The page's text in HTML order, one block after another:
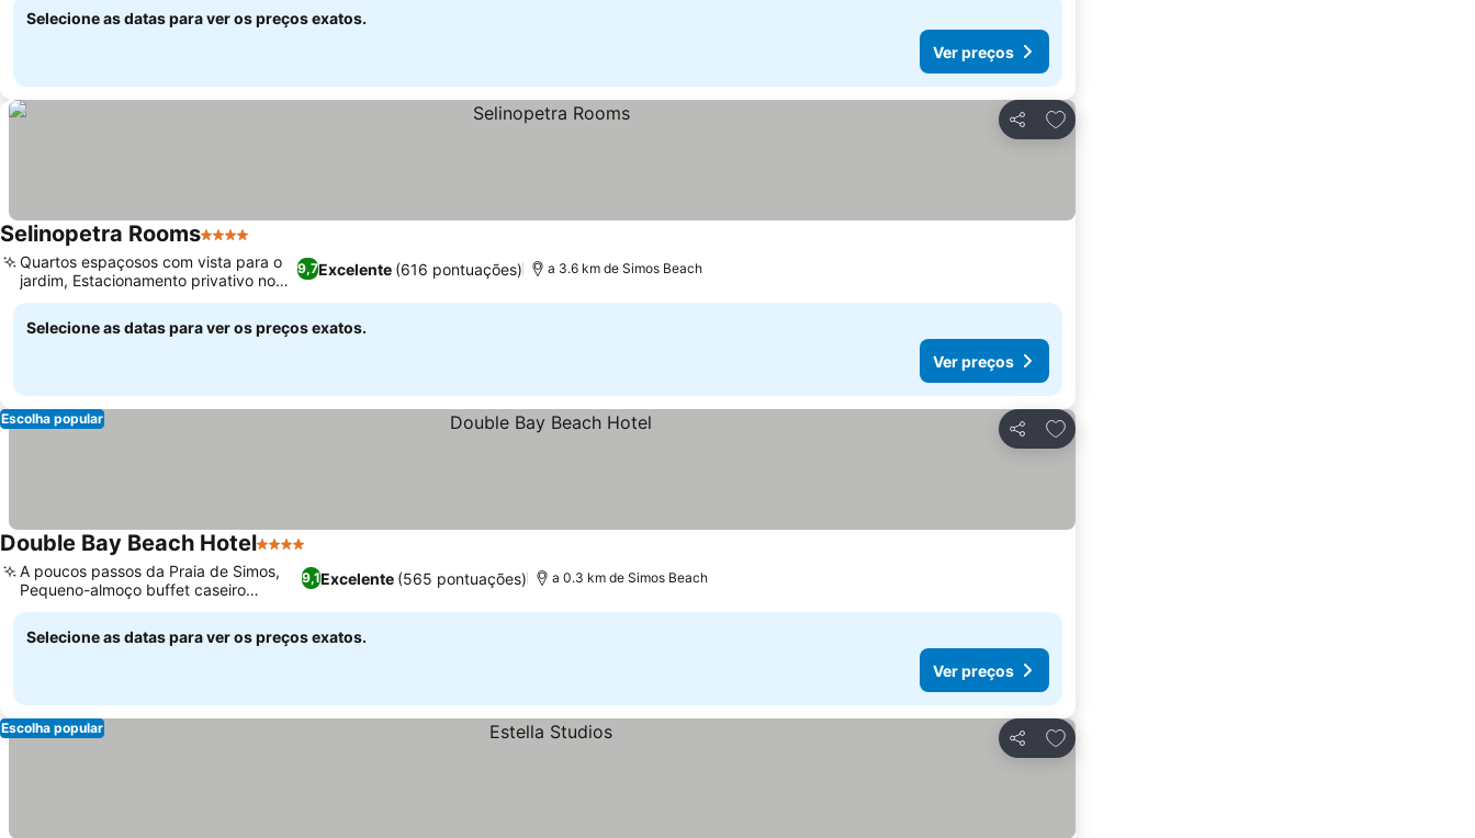
Selecione as datas para ver os preços exatos.
Ver preços
Partilhar
Adicionar aos favoritos
Selinopetra Rooms4 Estrelas
9,7Excelente (616 pontuações)
Quartos espaçosos com vista para o
jardim, Estacionamento privativo no
local
a 3.6 km de Simos Beach
Selecione as datas para ver os preços exatos.
Ver preços
Partilhar
Adicionar aos favoritos
Escolha popular
Double Bay Beach Hotel4 Estrelas
9,1Excelente (565 pontuações)
A poucos passos da Praia de Simos,
Pequeno-almoço buffet caseiro
excecional
a 0.3 km de Simos Beach
Selecione as datas para ver os preços exatos.
Ver preços
Partilhar
Adicionar aos favoritos
Escolha popular